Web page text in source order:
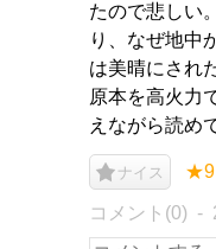
たので悲しい
り、なぜ地中
は美晴にされ
原本を高火力
えながら読め
ナイス ★9
コメント(0)